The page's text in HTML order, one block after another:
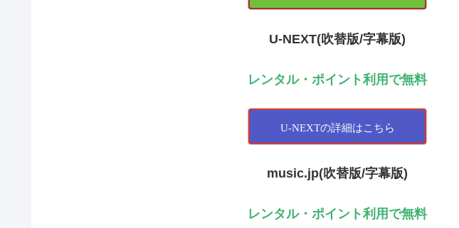
U-NEXT(吹替版/字幕版)
レンタル・ポイント利用で無料
U-NEXTの詳細はこちら
music.jp(吹替版/字幕版)
レンタル・ポイント利用で無料